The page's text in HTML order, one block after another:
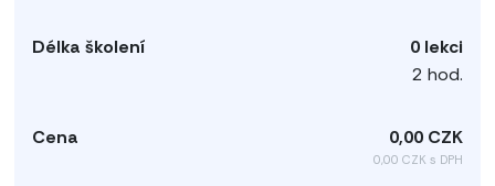
0 lekci
2 hod.
0,00 CZK
0,00 CZK s DPH